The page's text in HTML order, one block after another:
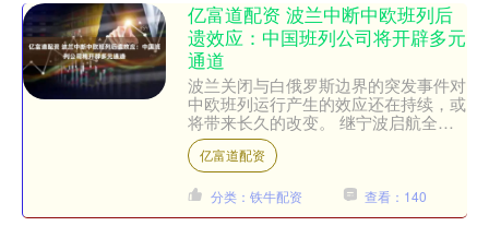
亿富道配资 波兰中断中欧班列后
遗效应：中国班列公司将开辟多元
通道
波兰关闭与白俄罗斯边界的突发事件对
中欧班列运行产生的效应还在持续，或
将带来长久的改变。 继宁波启航全球
首条中欧北极集装箱快航之后，西安又
在近日开行了首趟跨波罗的....
亿富道配资
分类：铁牛配资 查看：140